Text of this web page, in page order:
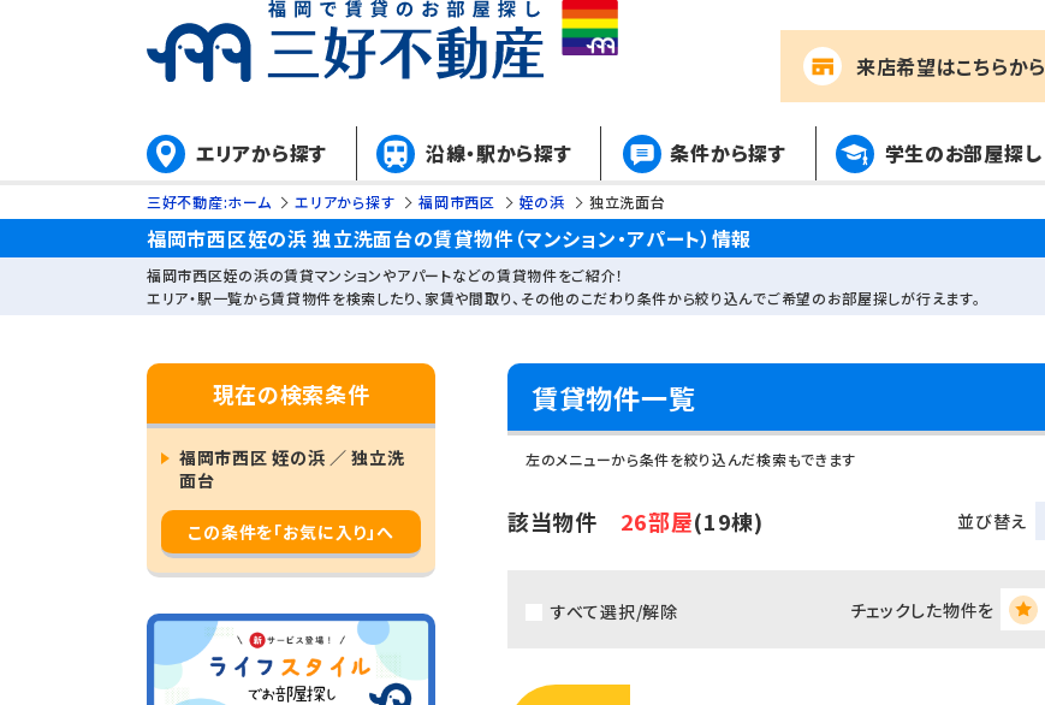
来店希望はこちらから
エリアから探す 沿線・駅から探す 条件から探す 学生のお部屋探し
三好不動産:ホーム エリアから探す 福岡市西区 姪の浜 独立洗面台
福岡市西区姪の浜 独立洗面台の賃貸物件（マンション・アパート）情報
福岡市西区姪の浜の賃貸マンションやアパートなどの賃貸物件をご紹介！
エリア・駅一覧から賃貸物件を検索したり、家賃や間取り、その他のこだわり条件から絞り込んでご希望のお部屋探しが行えます。
現在の検索条件
福岡市西区 姪の浜 ／ 独立洗
面台
この条件を「お気に入り」へ
賃貸物件一覧
左のメニューから条件を絞り込んだ検索もできます
該当物件 26部屋(19棟) 並び替え
すべて選択/解除 チェックした物件を